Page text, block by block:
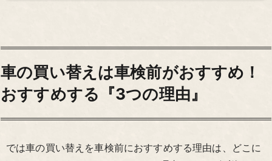
車の買い替えは車検前がおすすめ！
おすすめする『3つの理由』
では車の買い替えを車検前におすすめする理由は、どこに